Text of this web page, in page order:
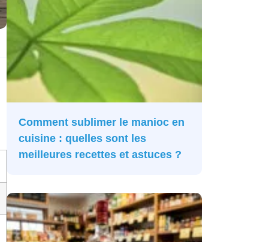
Comment sublimer le manioc en
cuisine : quelles sont les
meilleures recettes et astuces ?